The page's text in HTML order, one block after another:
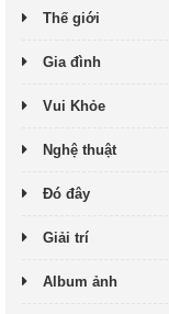
Thế giới
Gia đình
Vui Khỏe
Nghệ thuật
Đó đây
Giải trí
Album ảnh